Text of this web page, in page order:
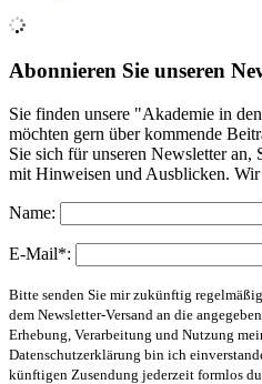
Abonnieren Sie unseren
Sie finden unsere "Akademie in
möchten gern über kommende
Sie sich für unseren Newsletter an,
mit Hinweisen und Ausblicken. Wir
Name:
E-Mail*:
Bitte senden Sie mir zukünftig
dem Newsletter-Versand an die
Erhebung, Verarbeitung und Nutzung
Datenschutzerklärung bin ich
künftigen Zusendung jederzeit formlos